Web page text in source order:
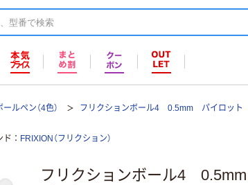
ルペン（4色） フリクションボール4 0.5mm パイロット
ド FRIXION（フリクション）
フリクションボール4